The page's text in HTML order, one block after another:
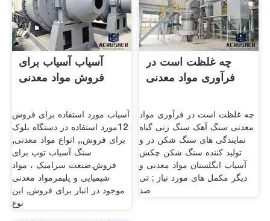
آسیاب آسیاب برای
فروش مواد معدنی
آسیاب مورد استفاده برای فروش
12مورد استفاده در دستگاه بلوک
برای فروش,, انواع مواد معدنی,
سنگ آسیاب توپ برای
فروش.صنعت سرامیک ، مواد
شیمیایی و پلیمرمواد معدنی
موجود در انبار برای فروش, این
نوع
چه غلظت است در
فرآوری مواد معدنی
چه غلظت است در فرآوری مواد
معدنی سنگ آهک سنگ زنی گیاه
نمایندگی های سنگ شکن در و
تولید کننده سنگ شکن چکش
آسیاب انگلستان مواد معدنی و
دیگر مکمل های مورد نیاز ; تی
صد